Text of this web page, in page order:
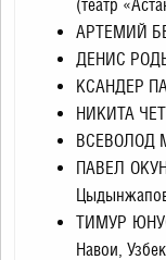
(театр
АРТЕМИЙ
ДЕНИС
КСАНДЕР
НИКИТА
ВСЕВОЛОД
ПАВЕЛ
ТИМУР
Навои,